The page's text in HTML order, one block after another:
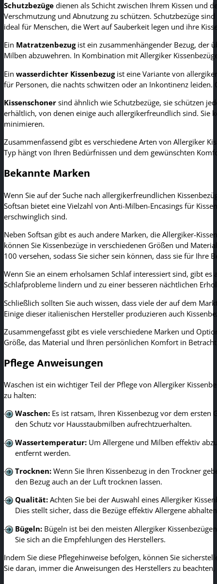
Schutzbezüge dienen als Schicht zwischen Ihrem Kissen und
Verschmutzung und Abnutzung zu schützen. Schutzbezüge
ideal für Menschen, die Wert auf Sauberkeit legen und ihre
Ein Matratzenbezugist ein zusammenhängender Bezug, der
Milben abzuwehren. In Kombination mit Allergiker
Ein wasserdichter Kissenbezugist eine Variante von
für Personen, die nachts schwitzen oder an Inkontinenz
Kissenschoner sind ähnlich wie Schutzbezüge, sie schützen
erhältlich, von denen einige auch allergikerfreundlich sind. Sie
minimieren.
Zusammenfassend gibt es verschiedene Arten von Allergiker
Typ hängt von Ihren Bedürfnissen und dem gewünschten
Bekannte Marken
Wenn Sie auf der Suche nach allergikerfreundlichen
Softsan bietet eine Vielzahl von Anti-Milben-Encasings für
erschwinglich sind.
Neben Softsan gibt es auch andere Marken, die Allergiker-
können Sie Kissenbezüge in verschiedenen Größen und
100 versehen, sodass Sie sicher sein können, dass sie für Ihre
Wenn Sie an einem erholsamen Schlaf interessiert sind, gibt
Schlafprobleme lindern und zu einer besseren nächtlichen
Schließlich sollten Sie auch wissen, dass viele der auf dem
Einige dieser italienischen Hersteller produzieren auch
Zusammengefasst gibt es viele verschiedene Marken und
Größe, das Material und Ihren persönlichen Komfort in
Pflege Anweisungen
Waschen ist ein wichtiger Teil der Pflege von Allergiker
zu halten:
Waschen:Es ist ratsam, Ihren Kissenbezug vor dem ersten
den Schutz vor Hausstaubmilben aufrechtzuerhalten.
Wassertemperatur:Um Allergene und Milben effektiv
entfernt werden.
Trocknen:Wenn Sie Ihren Kissenbezug in den Trockner
den Bezug auch an der Luft trocknen lassen.
Qualität:Achten Sie bei der Auswahl eines Allergiker
Dies stellt sicher, dass die Bezüge effektiv Allergene
Bügeln:Bügeln ist bei den meisten Allergiker
Sie sich an die Empfehlungen des Herstellers.
Indem Sie diese Pflegehinweise befolgen, können Sie
Sie daran, immer die Anweisungen des Herstellers zu